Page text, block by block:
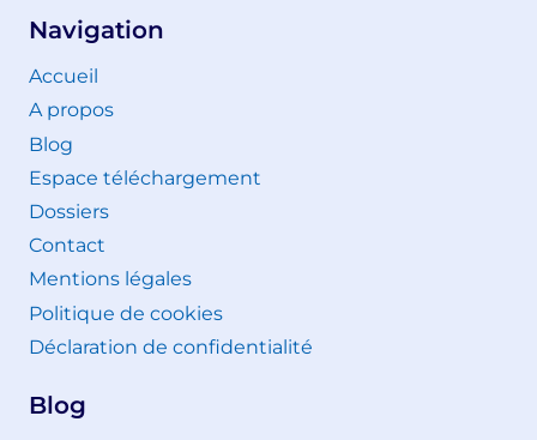
Navigation
Accueil
A propos
Blog
Espace téléchargement
Dossiers
Contact
Mentions légales
Politique de cookies
Déclaration de confidentialité
Blog